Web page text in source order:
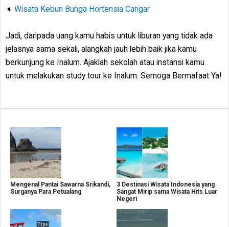
➧ Wisata Kebun Bunga Hortensia Cangar
Jadi, daripada uang kamu habis untuk liburan yang tidak ada
jelasnya sama sekali, alangkah jauh lebih baik jika kamu
berkunjung ke Inalum. Ajaklah sekolah atau instansi kamu
untuk melakukan study tour ke Inalum. Semoga Bermafaat Ya!
Mengenal Pantai Sawarna Srikandi,
Surganya Para Petualang
3 Destinasi Wisata Indonesia yang
Sangat Mirip sama Wisata Hits Luar
Negeri